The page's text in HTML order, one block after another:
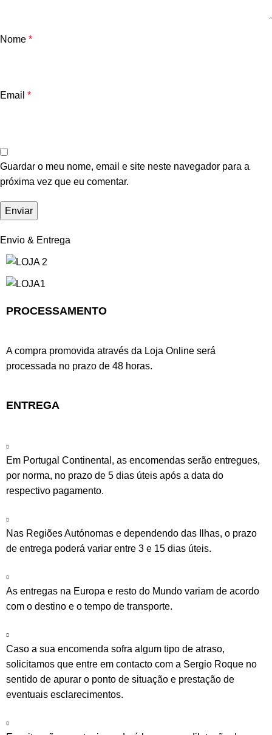
Nome *
Email *
Guardar o meu nome, email e site neste navegador para a
próxima vez que eu comentar.
Envio & Entrega
PROCESSAMENTO
A compra promovida através da Loja Online será
processada no prazo de 48 horas.
ENTREGA
Em Portugal Continental, as encomendas serão entregues,
por norma, no prazo de 5 dias úteis após a data do
respectivo pagamento.
Nas Regiões Autónomas e dependendo das Ilhas, o prazo
de entrega poderá variar entre 3 e 15 dias úteis.
As entregas na Europa e resto do Mundo variam de acordo
com o destino e o tempo de transporte.
Caso a sua encomenda sofra algum tipo de atraso,
solicitamos que entre em contacto com a Sergio Roque no
sentido de apurar o ponto de situação e prestação de
eventuais esclarecimentos.